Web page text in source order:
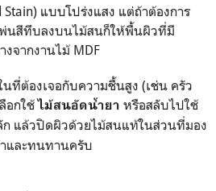
Stain) แบบโปร่งแสง แต่ถ้าต้องการ
พ่นสีทึบลงบนไม้สนก็ให้พื้นผิวที่มี
งจากงานไม้ MDF
นที่ต้องเจอกับความชื้นสูง (เช่น ครัว
อกใช้ไม้สนอัดน้ำยา หรือสลับไปใช้
ก แล้วปิดผิวด้วยไม้สนแท้ในส่วนที่มอง
และทนทานครับ